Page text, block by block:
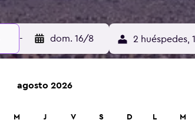
- dom. 16/8 2 huéspedes,
agosto 2026
M J V S D L M